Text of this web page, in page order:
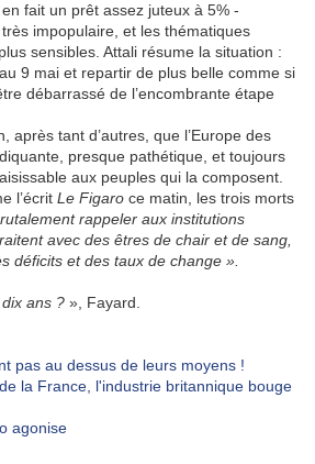
fait un prêt assez juteux à 5% -
impopulaire, et les thématiques
sensibles. Attali résume la situation :
9 mai et repartir de plus belle comme si
débarrassé de l’encombrante étape
après tant d’autres, que l’Europe des
presque pathétique, et toujours
aux peuples qui la composent.
l’écrit Le Figaro ce matin, les trois morts
rappeler aux institutions
avec des êtres de chair et de sang,
déficits et des taux de change ».
ans ? » , Fayard.
pas au dessus de leurs moyens !
la France, l'industrie britannique bouge
agonise